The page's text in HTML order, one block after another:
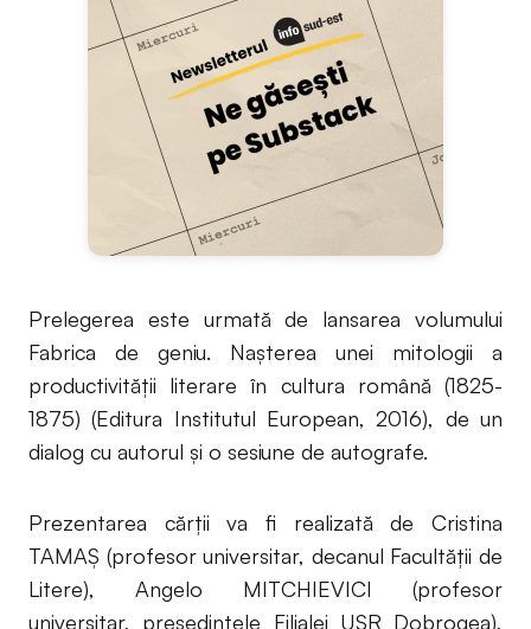
Prelegerea este urmată de lansarea volumului
Fabrica de geniu. Nașterea unei mitologii a
productivității literare în cultura română (1825-
1875) (Editura Institutul European, 2016), de un
dialog cu autorul și o sesiune de autografe.
Prezentarea cărții va fi realizată de Cristina
TAMAȘ (profesor universitar, decanul Facultății de
Litere), Angelo MITCHIEVICI (profesor
universitar, preşedintele Filialei USR Dobrogea),